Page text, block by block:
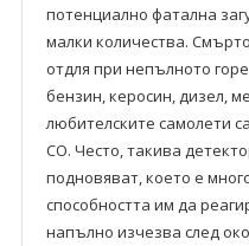
потенциално фатална
малки количества.
отдля при непълното
бензин, керосин, дизел,
любителските самолети
CO. Често, такива
подновяват, което е
способността им да
напълно изчезва след